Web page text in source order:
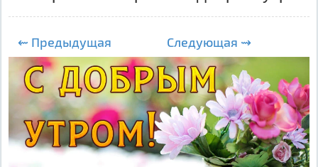
⇜ Предыдущая Следующая ⇝